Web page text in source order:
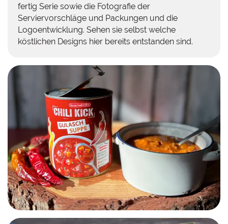
fertig Serie sowie die Fotografie der
Serviervorschläge und Packungen und die
Logoentwicklung. Sehen sie selbst welche
köstlichen Designs hier bereits entstanden sind.